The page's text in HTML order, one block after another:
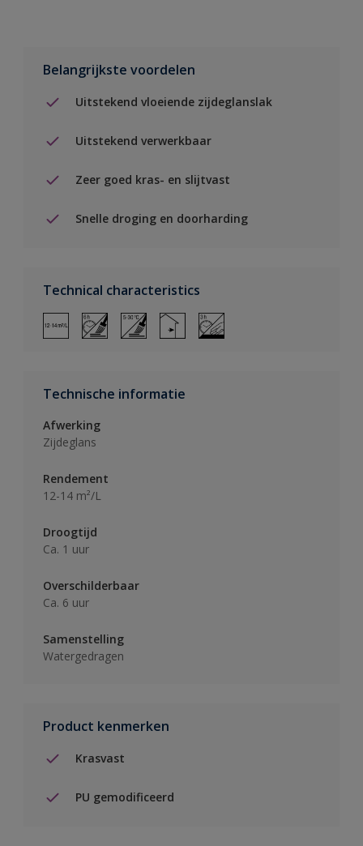
Belangrijkste voordelen
Uitstekend vloeiende zijdeglanslak
Uitstekend verwerkbaar
Zeer goed kras- en slijtvast
Snelle droging en doorharding
Technical characteristics
Technische informatie
Afwerking
Zijdeglans
Rendement
12-14 m²/L
Droogtijd
Ca. 1 uur
Overschilderbaar
Ca. 6 uur
Samenstelling
Watergedragen
Product kenmerken
Krasvast
PU gemodificeerd